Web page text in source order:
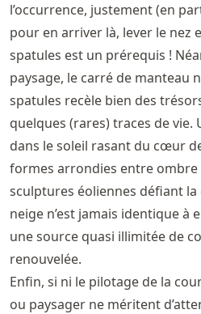
l’occurrence, justement (en
pour en arriver là, lever le nez
spatules est un prérequis !
paysage, le carré de manteau
spatules recèle bien des
quelques (rares) traces de vie.
dans le soleil rasant du cœur
formes arrondies entre ombre
sculptures éoliennes défiant
neige n’est jamais identique à
une source quasi illimitée de
renouvelée.
Enfin, si ni le pilotage de la
ou paysager ne méritent